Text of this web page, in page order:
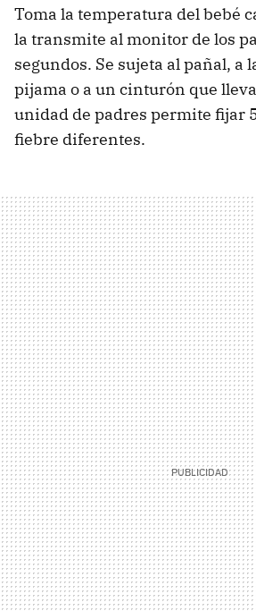
Toma la temperatura del bebé
la transmite al monitor de los
segundos. Se sujeta al pañal, a
pijama o a un cinturón que
unidad de padres permite fijar
fiebre diferentes.